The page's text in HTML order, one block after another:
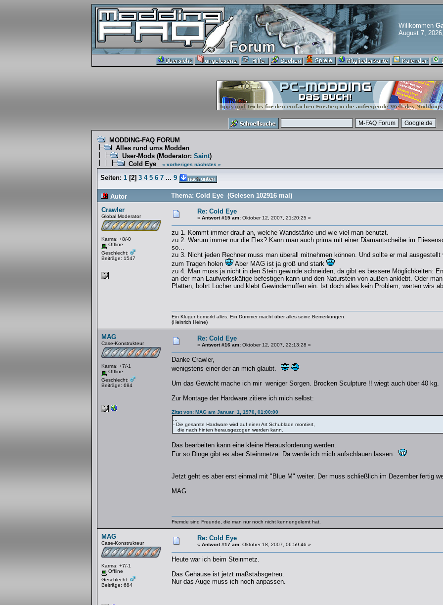
Willkommen
August 7,
MODDING-FAQ FORUM
Alles rund ums Modden
User-Mods(Moderator: Saint)
Cold Eye
« vorheriges nächstes »
Seiten: 1[2] 3 4 5 6 7 ... 9
Autor
Thema: Cold Eye (Gelesen 102916 mal)
Crawler
Global Moderator
Karma: +8/-0
Offline
Geschlecht:
Beiträge: 1547
Re: Cold Eye
« Antwort #15 am:Oktober 12, 2007, 21:20:25 »
zu 1. Kommt immer drauf an, welche Wandstärke und wie viel man benutzt.
zu 2. Warum immer nur die Flex? Kann man auch prima mit einer Diamantscheibe im
so...
zu 3. Nicht jeden Rechner muss man überall mitnehmen können. Und sollte er mal
zum Tragen holen
Aber MAG ist ja groß und stark
zu 4. Man muss ja nicht in den Stein gewinde schneiden, da gibt es bessere Möglichkeiten:
an der man Laufwerkskäfige befestigen kann und den Naturstein von außen anklebt. Oder
Platten, bohrt Löcher und klebt Gewindemuffen ein. Ist doch alles kein Problem, warten wirs
Ein Kluger bemerkt alles. Ein Dummer macht über alles seine Bemerkungen.
(Heinrich Heine)
MAG
Case-Konstrukteur
Karma: +7/-1
Offline
Geschlecht:
Beiträge: 684
Re: Cold Eye
« Antwort #16 am:Oktober 12, 2007, 22:13:28 »
Danke Crawler,
wenigstens einer der an mich glaubt.
Um das Gewicht mache ich mir weniger Sorgen. Brocken Sculpture !! wiegt auch über 40 kg.
Zur Montage der Hardware zitiere ich mich selbst:
Zitat von: MAG am Januar 1, 1970, 01:00:00
- Die gesamte Hardware wird auf einer Art Schublade montiert,
die nach hinten herausgezogen werden kann.
Das bearbeiten kann eine kleine Herausforderung werden.
Für so Dinge gibt es aber Steinmetze. Da werde ich mich aufschlauen lassen.
Jetzt geht es aber erst einmal mit "Blue M" weiter. Der muss schließlich im Dezember fertig
MAG
Fremde sind Freunde, die man nur noch nicht kennengelernt hat.
MAG
Case-Konstrukteur
Karma: +7/-1
Offline
Geschlecht:
Beiträge: 684
Re: Cold Eye
« Antwort #17 am:Oktober 18, 2007, 06:59:46 »
Heute war ich beim Steinmetz.
Das Gehäuse ist jetzt maßstabsgetreu.
Nur das Auge muss ich noch anpassen.